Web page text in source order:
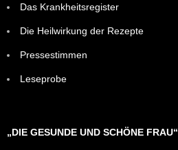
Das Krankheitsregister
Die Heilwirkung der Rezepte
Pressestimmen
Leseprobe
„DIE GESUNDE UND SCHÖNE FRAU“